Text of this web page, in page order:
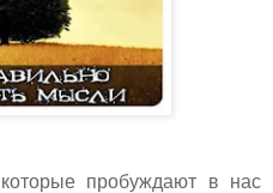
пробуждают в нас